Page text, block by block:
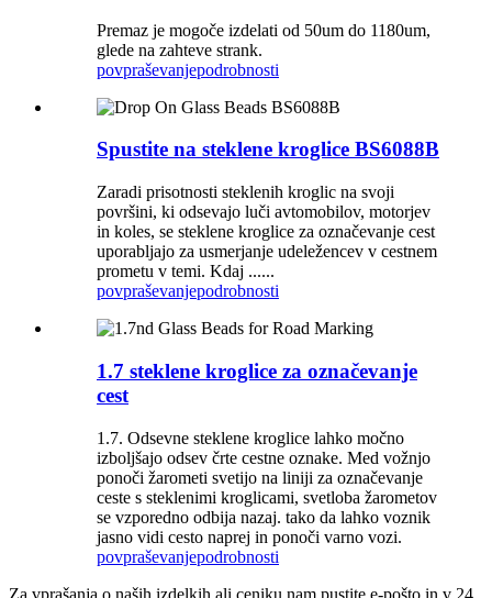
Premaz je mogoče izdelati od 50um do 1180um,
glede na zahteve strank.
povpraševanjepodrobnosti
Spustite na steklene kroglice BS6088B
Zaradi prisotnosti steklenih kroglic na svoji
površini, ki odsevajo luči avtomobilov, motorjev
in koles, se steklene kroglice za označevanje cest
uporabljajo za usmerjanje udeležencev v cestnem
prometu v temi. Kdaj ......
povpraševanjepodrobnosti
1.7 steklene kroglice za označevanje
cest
1.7. Odsevne steklene kroglice lahko močno
izboljšajo odsev črte cestne oznake. Med vožnjo
ponoči žarometi svetijo na liniji za označevanje
ceste s steklenimi kroglicami, svetloba žarometov
se vzporedno odbija nazaj. tako da lahko voznik
jasno vidi cesto naprej in ponoči varno vozi.
povpraševanjepodrobnosti
Za vprašanja o naših izdelkih ali ceniku nam pustite e-pošto in v 24